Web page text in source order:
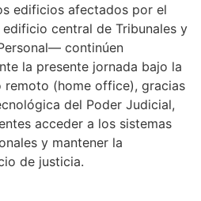
edificios afectados por el
central de Tribunales y
continúen
la presente jornada bajo la
remoto (home office), gracias
del Poder Judicial,
acceder a los sistemas
y mantener la
de justicia.